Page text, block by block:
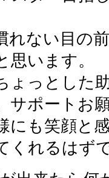
れない目の
思います。
ょっとした
サポートお
にも笑顔と
くれるはず